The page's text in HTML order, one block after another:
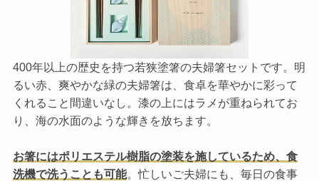
400年以上の歴史を持つ若狭塗箸の夫婦箸セットです。明
るい赤、爽やかな緑の夫婦箸は、食卓を華やかに彩って
くれること間違いなし。漆の上にはラメが重ねられてお
り、海の水面のような輝きを放ちます。
お箸にはポリエステル樹脂の塗装を施しているため、食
洗機で洗うことも可能。忙しいご夫婦にも、毎日の食事